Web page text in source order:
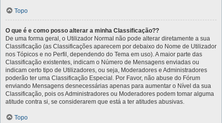
Topo
O que é e como posso alterar a minha Classificação??
De uma forma geral, o Utilizador Normal não pode alterar diretamente a sua
Classificação (as Classificações aparecem por debaixo do Nome de Utilizador
nos Tópicos e no Perfil, dependendo do Tema em uso). A maior parte das
Classificação existentes, indicam o Número de Mensagens enviadas ou
indicam certo tipo de Utilizadores, ou seja, Moderadores e Administradores
poderão ter uma Classificação Especial. Por Favor, não abuse do Fórum
enviando Mensagens desnecessárias apenas para aumentar o Nível da sua
Classificação, pois os Administradores ou Moderadores podem tomar alguma
atitude contra si, se considerarem que está a ter atitudes abusivas.
Topo